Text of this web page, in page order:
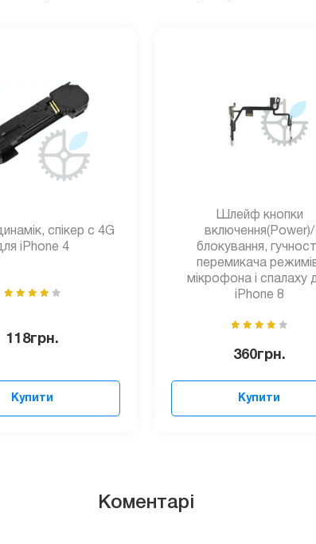
спікер c 4G
iPhone 4
118грн.
Купити
Шлейф кнопки
включення(Power)/
блокування,
перемикача
мікрофона і спалаху
iPhone 8
360грн.
Купити
Коментарі